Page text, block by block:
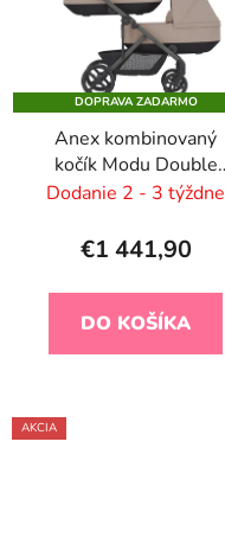
DOPRAVA ZADARMO
Anex kombinovaný
kočík Modu Double
Rooty
Dodanie 2 - 3 týždne
€1 441,90
DO KOŠÍKA
AKCIA